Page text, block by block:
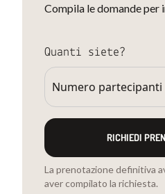
Compila le domande per
Quanti siete?
RICHIEDI
La prenotazione definitiva
aver compilato la richiesta.